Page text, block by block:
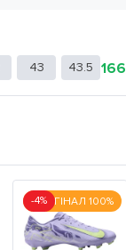
43 43.5 166
ОРИГІНАЛ 100%
-4%